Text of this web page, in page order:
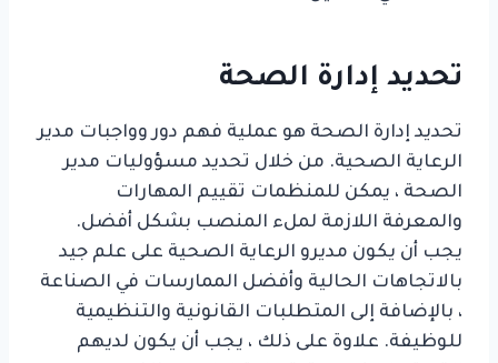
تحديد إدارة الصحة
تحديد إدارة الصحة هو عملية فهم دور وواجبات مدير
الرعاية الصحية. من خلال تحديد مسؤوليات مدير
الصحة ، يمكن للمنظمات تقييم المهارات
والمعرفة اللازمة لملء المنصب بشكل أفضل.
يجب أن يكون مديرو الرعاية الصحية على علم جيد
بالاتجاهات الحالية وأفضل الممارسات في الصناعة
، بالإضافة إلى المتطلبات القانونية والتنظيمية
للوظيفة. علاوة على ذلك ، يجب أن يكون لديهم